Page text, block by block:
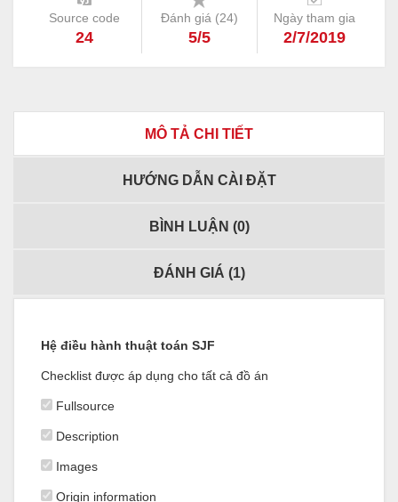
Source code
24
Đánh giá (24)
5/5
Ngày tham gia
2/7/2019
MÔ TẢ CHI TIẾT
HƯỚNG DẪN CÀI ĐẶT
BÌNH LUẬN (0)
ĐÁNH GIÁ (1)
Hệ điều hành thuật toán SJF
Checklist được áp dụng cho tất cả đồ án
Fullsource
Description
Images
Origin information